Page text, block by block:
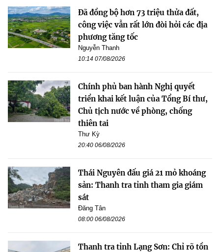
Đã đồng bộ hơn 73 triệu thửa đất,
công việc vẫn rất lớn đòi hỏi các địa
phương tăng tốc
Nguyễn Thanh
10:14 07/08/2026
Chính phủ ban hành Nghị quyết
triển khai kết luận của Tổng Bí thư,
Chủ tịch nước về phòng, chống
thiên tai
Thư Kỳ
20:40 06/08/2026
Thái Nguyên đấu giá 21 mỏ khoáng
sản: Thanh tra tỉnh tham gia giám
sát
Đăng Tân
08:00 06/08/2026
Thanh tra tỉnh Lạng Sơn: Chỉ rõ tồn